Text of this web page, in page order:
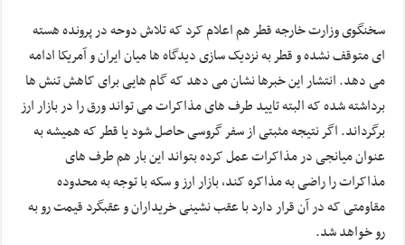
سخنگوی وزارت خارجه قطر هم اعلام کرد که تلاش دوحه در پرونده هسته
ای متوقف نشده و قطر به نزدیک سازی دیدگاه ها میان ایران و آمریکا ادامه
می دهد. انتشار این خبرها نشان می دهد که گام هایی برای کاهش تنش ها
برداشته شده که البته تایید طرف های مذاکرات می تواند ورق را در بازار ارز
برگرداند. اگر نتیجه مثبتی از سفر گروسی حاصل شود یا قطر که همیشه به
عنوان میانجی در مذاکرات عمل کرده بتواند این بار هم طرف های
مذاکرات را راضی به مذاکره کند، بازار ارز و سکه با توجه به محدوده
مقاومتی که در آن قرار دارد با عقب نشینی خریداران و عقبگرد قیمت رو به
رو خواهد شد.